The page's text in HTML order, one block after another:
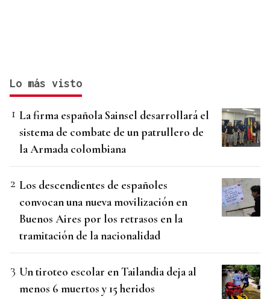
Lo más visto
La firma española Sainsel desarrollará el
sistema de combate de un patrullero de
la Armada colombiana
Los descendientes de españoles
convocan una nueva movilización en
Buenos Aires por los retrasos en la
tramitación de la nacionalidad
Un tiroteo escolar en Tailandia deja al
menos 6 muertos y 15 heridos